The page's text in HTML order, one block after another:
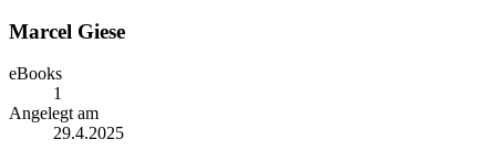
Marcel Giese
eBooks
1
Angelegt am
29.4.2025